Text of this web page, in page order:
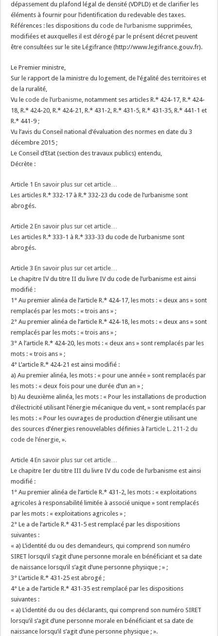
dépassement du plafond légal de densité (VDPLD) et de clarifier les
éléments à fournir pour l’identification du redevable des taxes.
Références : les dispositions ducode de l’urbanisme supprimées,
modifiées et auxquelles il est dérogé par le présent décret peuvent
être consultées sur le site Légifrance (http://www.legifrance.gouv.fr).
Le Premier ministre,
Sur le rapport de la ministre du logement, de l’égalité des territoires et
de la ruralité,
Vu lecode de l’urbanisme, notamment ses articles R.* 424-17, R.* 424-
18, R.* 424-20, R.* 424-21, R.* 431-2, R.* 431-5, R.* 431-35, R.* 441-1 et
R.* 441-9 ;
Vu l’avis du Conseil national d’évaluation des normes en date du 3
décembre 2015 ;
Le Conseil d’Etat (section des travaux publics) entendu,
Décrète :
Article 1En savoir plus sur cet article…
Les articles R.* 332-17 à R.* 332-23 du code de l’urbanisme sont
abrogés.
Article 2En savoir plus sur cet article…
Les articles R.* 333-1 à R.* 333-33 du code de l’urbanisme sont
abrogés.
Article 3En savoir plus sur cet article…
Le chapitre IV du titre II du livre IV du code de l’urbanisme est ainsi
modifié :
1° Au premier alinéa de l’article R.* 424-17, les mots : « deux ans » sont
remplacés par les mots : « trois ans » ;
2° Au premier alinéa de l’article R.* 424-18, les mots : « deux ans » sont
remplacés par les mots : « trois ans » ;
3° A l’article R.* 424-20, les mots : « deux ans » sont remplacés par les
mots : « trois ans » ;
4° L’article R.* 424-21 est ainsi modifié :
a) Au premier alinéa, les mots : « pour une année » sont remplacés par
les mots : « deux fois pour une durée d’un an » ;
b) Au deuxième alinéa, les mots : « Pour les installations de production
d’électricité utilisant l’énergie mécanique du vent, » sont remplacés par
les mots : « Pour les ouvrages de production d’énergie utilisant une
des sources d’énergies renouvelables définies à l’article L. 211-2 du
code de l’énergie, ».
Article 4En savoir plus sur cet article…
Le chapitre Ier du titre III du livre IV du code de l’urbanisme est ainsi
modifié :
1° Au premier alinéa de l’article R.* 431-2, les mots : « exploitations
agricoles à responsabilité limitée à associé unique » sont remplacés
par les mots : « exploitations agricoles » ;
2° Le a de l’article R.* 431-5 est remplacé par les dispositions
suivantes :
« a) L’identité du ou des demandeurs, qui comprend son numéro
SIRET lorsqu’il s’agit d’une personne morale en bénéficiant et sa date
de naissance lorsqu’il s’agit d’une personne physique ; » ;
3° L’article R.* 431-25 est abrogé ;
4° Le a de l’article R.* 431-35 est remplacé par les dispositions
suivantes :
« a) L’identité du ou des déclarants, qui comprend son numéro SIRET
lorsqu’il s’agit d’une personne morale en bénéficiant et sa date de
naissance lorsqu’il s’agit d’une personne physique ; ».